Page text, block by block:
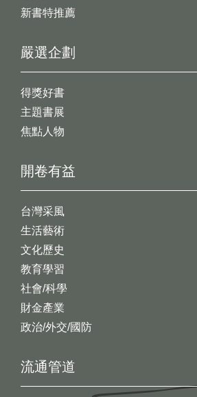
新書特推薦
開卷有益
台灣采風
生活藝術
文化歷史
教育學習
社會/科學
財金產業
政治/外交/國防
嚴選企劃
得獎好書
主題書展
焦點人物
流通管道